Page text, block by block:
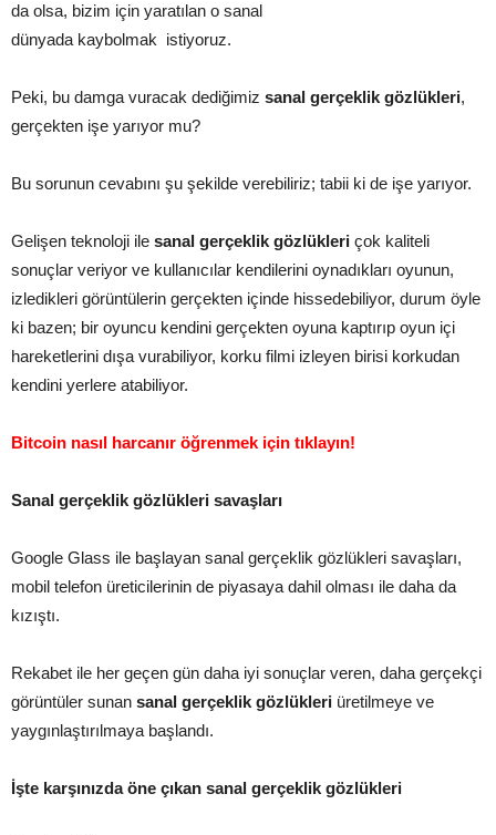
da olsa, bizim için yaratılan o sanal
dünyada kaybolmak istiyoruz.
Peki, bu damga vuracak dediğimiz sanal gerçeklik gözlükleri,
gerçekten işe yarıyor mu?
Bu sorunun cevabını şu şekilde verebiliriz; tabii ki de işe yarıyor.
Gelişen teknoloji ile sanal gerçeklik gözlükleri çok kaliteli
sonuçlar veriyor ve kullanıcılar kendilerini oynadıkları oyunun,
izledikleri görüntülerin gerçekten içinde hissedebiliyor, durum öyle
ki bazen; bir oyuncu kendini gerçekten oyuna kaptırıp oyun içi
hareketlerini dışa vurabiliyor, korku filmi izleyen birisi korkudan
kendini yerlere atabiliyor.
Bitcoin nasıl harcanır öğrenmek için tıklayın!
Sanal gerçeklik gözlükleri savaşları
Google Glass ile başlayan sanal gerçeklik gözlükleri savaşları,
mobil telefon üreticilerinin de piyasaya dahil olması ile daha da
kızıştı.
Rekabet ile her geçen gün daha iyi sonuçlar veren, daha gerçekçi
görüntüler sunan sanal gerçeklik gözlükleri üretilmeye ve
yaygınlaştırılmaya başlandı.
İşte karşınızda öne çıkan sanal gerçeklik gözlükleri